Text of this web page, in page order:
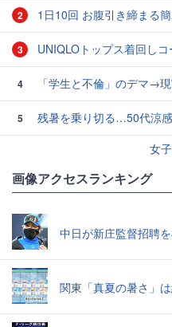
2 1日10回 お腹引き締まる
3 UNIQLOトップス着回しコ
4 「学生と不倫」のデマ→
5
残暑を乗り切る…50代涼
女
画像アクセスランキング
中日が新庄監督招聘
関東「真夏の暑さ」